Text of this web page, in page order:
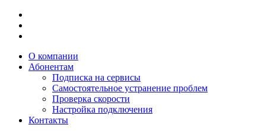
О компании
Абонентам
Подписка на сервисы
Самостоятельное устранение проблем
Проверка скорости
Настройка подключения
Контакты